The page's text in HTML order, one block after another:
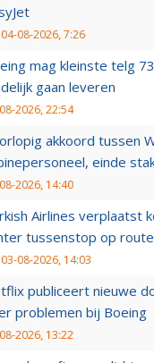
04-08-2026, 7:26
mag kleinste telg
gaan leveren
2026, 22:54
akkoord tussen
einde
2026, 14:40
Airlines verplaatst
tussenstop op
03-08-2026, 14:03
publiceert nieuwe
problemen bij Boeing
2026, 13:22